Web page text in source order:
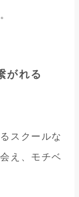
がれる
スクールな
え、モチベ